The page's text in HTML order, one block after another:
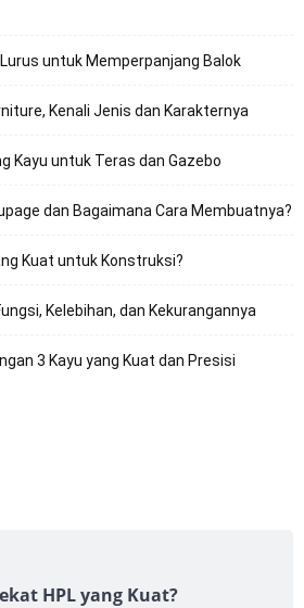
untuk Memperpanjang Balok
Kenali Jenis dan Karakternya
Kayu untuk Teras dan Gazebo
dan Bagaimana Cara Membuatnya?
Kuat untuk Konstruksi?
Kelebihan, dan Kekurangannya
3 Kayu yang Kuat dan Presisi
HPL yang Kuat?